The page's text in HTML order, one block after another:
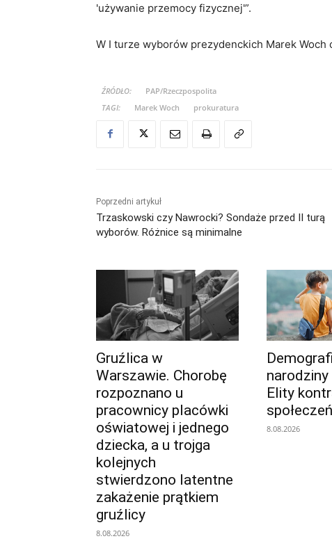
'używanie przemocy fizycznej'”.
W I turze wyborów prezydenckich Marek Woch
ŹRÓDŁO:
PAP/Rzeczpospolita
TAGI:
Marek Woch prokuratura
Poprzedni artykuł
Trzaskowski czy Nawrocki? Sondaże przed II turą
wyborów. Różnice są minimalne
Gruźlica w
Warszawie. Chorobę
rozpoznano u
pracownicy placówki
oświatowej i jednego
dziecka, a u trojga
kolejnych
stwierdzono latentne
zakażenie prątkiem
gruźlicy
8.08.2026
narodziny
Elity
8.08.2026